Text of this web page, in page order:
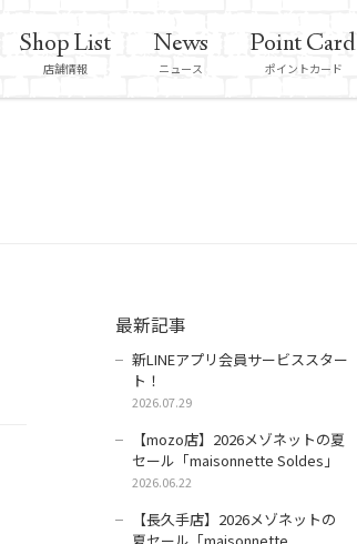
Shop List
店舗情報
News
ニュース
Point Card
ポイントカード
最新記事
新LINEアプリ会員サービススター
ト！
2026.07.29
【mozo店】2026メゾネットの夏
セール「maisonnette Soldes」
2026.06.22
【長久手店】2026メゾネットの